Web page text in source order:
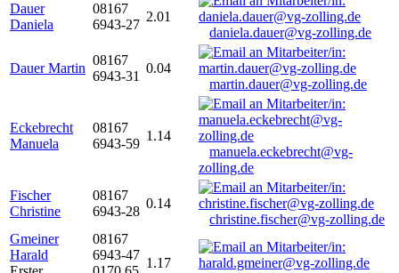
Dauer
Daniela
08167
6943-27
2.01
daniela.dauer@vg-zolling.de
Dauer Martin
08167
6943-31
0.04
martin.dauer@vg-zolling.de
Eckebrecht
Manuela
08167
6943-59
1.14
manuela.eckebrecht@vg-
zolling.de
Fischer
Christine
08167
6943-28
0.14
christine.fischer@vg-zolling.de
Gmeiner
Harald
08167
6943-47
1.17